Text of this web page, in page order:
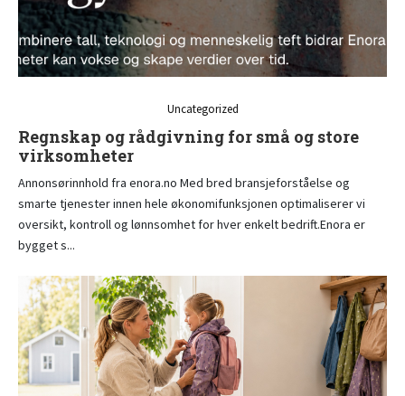
Uncategorized
Regnskap og rådgivning for små og store
virksomheter
Annonsørinnhold fra enora.no Med bred bransjeforståelse og
smarte tjenester innen hele økonomifunksjonen optimaliserer vi
oversikt, kontroll og lønnsomhet for hver enkelt bedrift.Enora er
bygget s...